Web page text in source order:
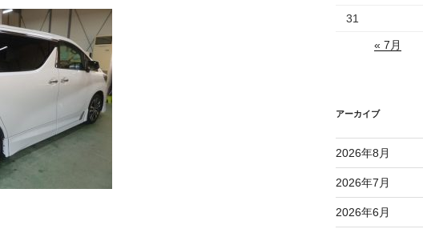
31
« 7月
アーカイブ
2026年8月
2026年7月
2026年6月